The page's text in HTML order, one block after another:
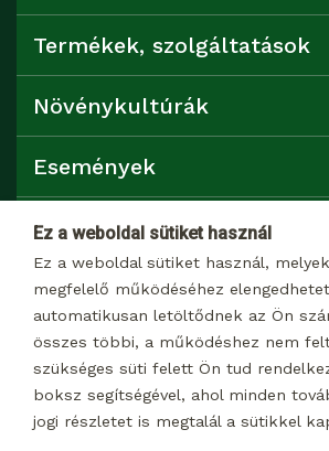
Ez a weboldal sütiket használ
Ez a weboldal sütiket használ,
megfelelő működéséhez
automatikusan letöltődnek az Ön
összes többi, a működéshez nem
szükséges süti felett Ön tud
boksz segítségével, ahol minden
jogi részletet is megtalál a sütikkel
Termékek, szolgáltatások
Növénykultúrák
Események
Katalógusok
Kapcsolat
Dokumentumtár